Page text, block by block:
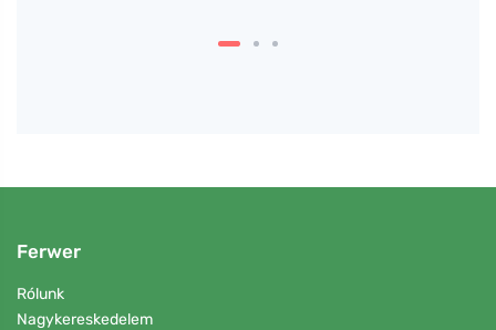
Ferwer
Rólunk
Nagykereskedelem